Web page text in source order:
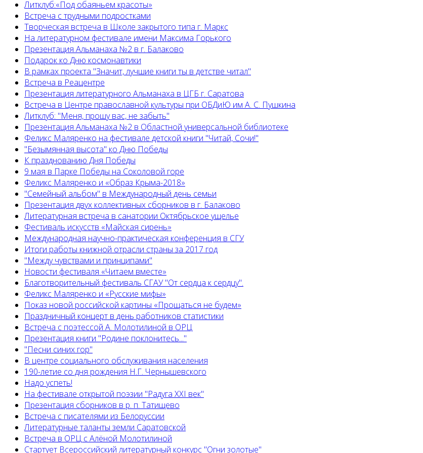
Литклуб:«Под обаяньем красоты»
Встреча с трудными подростками
Творческая встреча в Школе закрытого типа г. Маркс
На литературном фестивале имени Максима Горького
Презентация Альманаха №2 в г. Балаково
Подарок ко Дню космонавтики
В рамках проекта "Значит, лучшие книги ты в детстве читал"
Встреча в Реацентре
Презентация литературного Альманаха в ЦГБ г. Саратова
Встреча в Центре православной культуры при ОБДиЮ им А. С. Пушкина
Литклуб: "Меня, прошу вас, не забыть"
Презентация Альманаха №2 в Областной универсальной библиотеке
Феликс Маляренко на фестивале детской книги "Читай, Сочи!"
"Безымянная высота" ко Дню Победы
К празднованию Дня Победы
9 мая в Парке Победы на Соколовой горе
Феликс Маляренко и «Образ Крыма-2018»
"Семейный альбом" в Международный день семьи
Презентация двух коллективных сборников в г. Балаково
Литературная встреча в санатории Октябрьское ущелье
Фестиваль искусств «Майская сирень»
Международная научно-практическая конференция в СГУ
Итоги работы книжной отрасли страны за 2017 год
"Между чувствами и принципами"
Новости фестиваля «Читаем вместе»
Благотворительный фестиваль СГАУ "От сердца к сердцу".
Феликс Маляренко и «Русские мифы»
Показ новой российской картины «Прощаться не будем»
Праздничный концерт в день работников статистики
Встреча с поэтессой А. Молотилиной в ОРЦ
Презентация книги "Родине поклонитесь..."
"Песни синих гор"
В центре социального обслуживания населения
190-летие со дня рождения Н.Г. Чернышевского
Надо успеть!
На фестивале открытой поэзии "Радуга XXI век"
Презентация сборников в р. п. Татищево
Встреча с писателями из Белоруссии
Литературные таланты земли Саратовской
Встреча в ОРЦ с Алёной Молотилиной
Cтартует Всероссийский литературный конкурс "Огни золотые"